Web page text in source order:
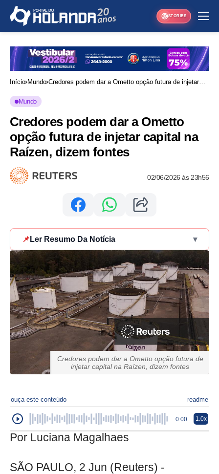
STORIES
Início Mundo Credores podem dar a Ometto opção futura de injetar
Mundo
Credores podem dar a Ometto
opção futura de injetar capital na
Raízen, dizem fontes
02/06/2026 às 23h56
📌 Ler Resumo Da Notícia ▾
Credores podem dar a Ometto opção futura de
injetar capital na Raízen, dizem fontes
ouça este conteúdo readme
0:00 1.0x
Por Luciana Magalhaes
SÃO PAULO, 2 Jun (Reuters) -